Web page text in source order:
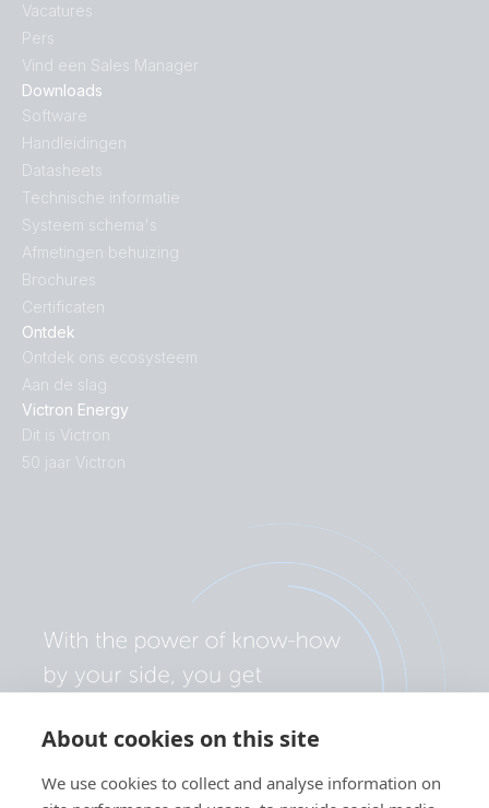
About cookies on this site
We use cookies to collect and analyse information on
Ontdek
Ontdek ons ecosysteem
Aan de slag
Victron Energy
Dit is Victron
50 jaar Victron
Downloads
Software
Handleidingen
Datasheets
Technische informatie
Systeem schema's
Afmetingen behuizing
Brochures
Certificaten
Vacatures
Pers
Vind een Sales Manager